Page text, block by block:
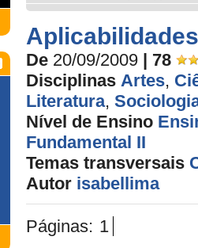
De 20/09/2009 | 78
Disciplinas Artes,
Literatura,
Nível de Ensino
Fundamental II
Temas transversais
Autor isabellima
Páginas: 1